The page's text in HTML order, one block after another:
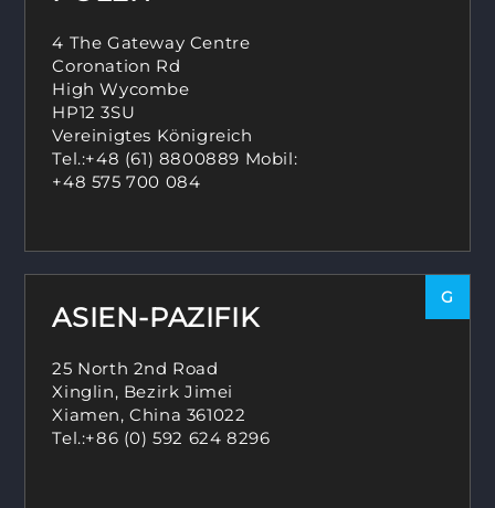
4 The Gateway Centre
Coronation Rd
High Wycombe
HP12 3SU
Vereinigtes Königreich
Tel.:+48 (61) 8800889 Mobil:
+48 575 700 084
G
ASIEN-PAZIFIK
25 North 2nd Road
Xinglin, Bezirk Jimei
Xiamen, China 361022
Tel.:+86 (0) 592 624 8296